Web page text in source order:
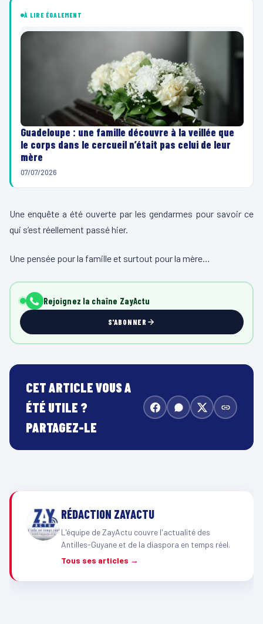
À LIRE ÉGALEMENT
Guadeloupe : une famille découvre à la veillée que
le corps dans le cercueil n’était pas celui de leur
mère
07/07/2026
Une enquête a été ouverte par les gendarmes pour savoir ce
qui s’est réellement passé hier.
Une pensée pour la famille et surtout pour la mère…
Rejoignez la chaîne ZayActu
S'ABONNER
CET ARTICLE VOUS A
ÉTÉ UTILE ?
PARTAGEZ-LE
RÉDACTION ZAYACTU
L'équipe de ZayActu couvre l'actualité des
Antilles-Guyane et de la diaspora en temps réel.
Tous ses articles →